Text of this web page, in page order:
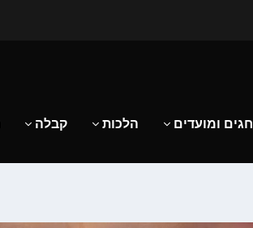
חגים ומועדים הלכות קבלה